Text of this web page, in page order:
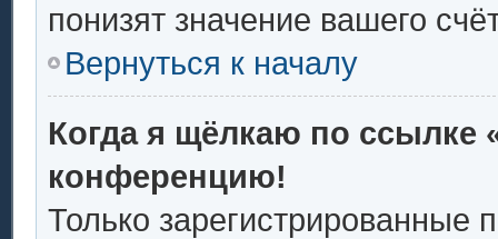
понизят значение вашего
Вернуться к началу
Когда я щёлкаю по ссылке
конференцию!
Только зарегистрированные